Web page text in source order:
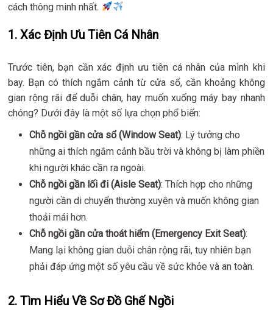
cách thông minh nhất.
1. Xác Định Ưu Tiên Cá Nhân
Trước tiên, bạn cần xác định ưu tiên cá nhân của mình khi
bay. Bạn có thích ngắm cảnh từ cửa sổ, cần khoảng không
gian rộng rãi để duỗi chân, hay muốn xuống máy bay nhanh
chóng? Dưới đây là một số lựa chọn phổ biến:
Chỗ ngồi gần cửa sổ (Window Seat): Lý tưởng cho
những ai thích ngắm cảnh bầu trời và không bị làm phiền
khi người khác cần ra ngoài.
Chỗ ngồi gần lối đi (Aisle Seat): Thích hợp cho những
người cần di chuyển thường xuyên và muốn không gian
thoải mái hơn.
Chỗ ngồi gần cửa thoát hiểm (Emergency Exit Seat):
Mang lại không gian duỗi chân rộng rãi, tuy nhiên bạn
phải đáp ứng một số yêu cầu về sức khỏe và an toàn.
2. Tìm Hiểu Về Sơ Đồ Ghế Ngồi